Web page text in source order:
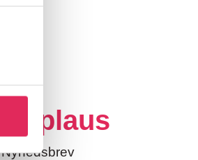
Applaus
Nyhedsbrev